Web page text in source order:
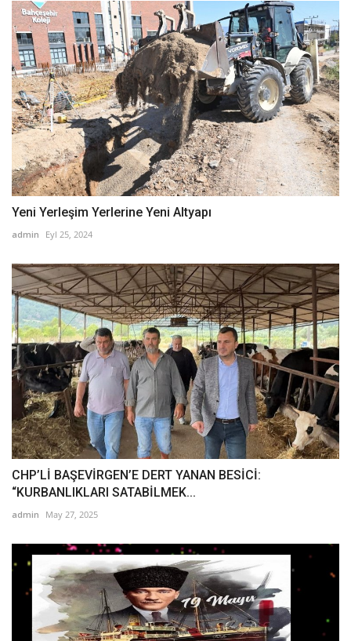
Yeni Yerleşim Yerlerine Yeni Altyapı
admin Eyl 25, 2024
CHP’Lİ BAŞEVİRGEN’E DERT YANAN BESİCİ:
“KURBANLIKLARI SATABİLMEK...
admin May 27, 2025